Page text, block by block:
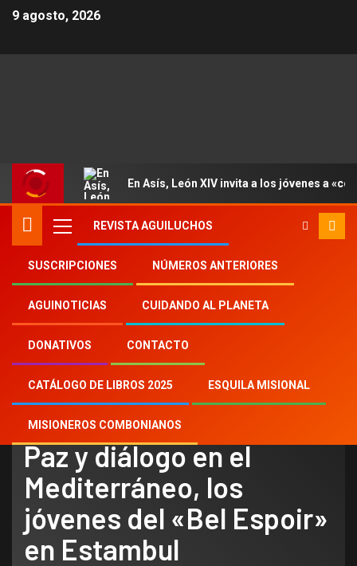
9 agosto, 2026
En Asís, León XIV invita a los jóvenes a
REVISTA AGUILUCHOS
SUSCRIPCIONES NÚMEROS ANTERIORES
AGUINOTICIAS CUIDANDO AL PLANETA
DONATIVOS CONTACTO
CATÁLOGO DE LIBROS 2025 ESQUILA MISIONAL
MISIONEROS COMBONIANOS
Inicio 2025
14
Paz y diálogo en el Mediterráneo, los jóvenes
del «Bel Espoir» en Estambul
NOTICIAS
Paz y diálogo en el
Mediterráneo, los
jóvenes del «Bel Espoir»
en Estambul